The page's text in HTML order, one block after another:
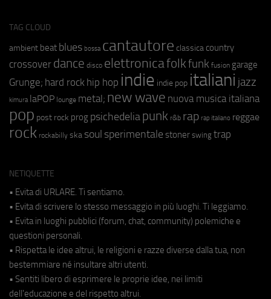
TAG CLOUD
ambient beat blues bossa cantautore classica country
crossover dance disco elettronicafolkfunk fusion garage
Grunge; hard rock hip hop indie indie pop italiani jazz
kimura laPOP lounge metal; new wave nuova musica italiana
pop post rock prog psichedeliapunk r&b rap rap italiano reggae
rock rockabilly ska soul sperimentale stoner swing trap
NETIQUETTE
• Evita di URLARE. Ti sentiamo.
• Evita di scrivere lo stesso messaggio in più luoghi. Ti leggiamo.
• Evita in luoghi pubblici (forum, chat, community) polemiche e
questioni personali.
• Rispetta le idee altrui, le religioni e razze diverse dalla tua, non
bestemmiare né insultare altri utenti.
• Sentiti libero di esprimere le proprie idee, nei limiti
dell'educazione e del rispetto altrui.